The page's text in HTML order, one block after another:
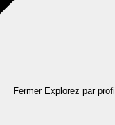
Fermer Explorez par profil